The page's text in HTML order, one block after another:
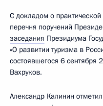
С докладом о
перечня поручений
заседания Президиума
«О развитии туризма в
состоявшегося 6 сентября
Вахруков.
Александр Калинин